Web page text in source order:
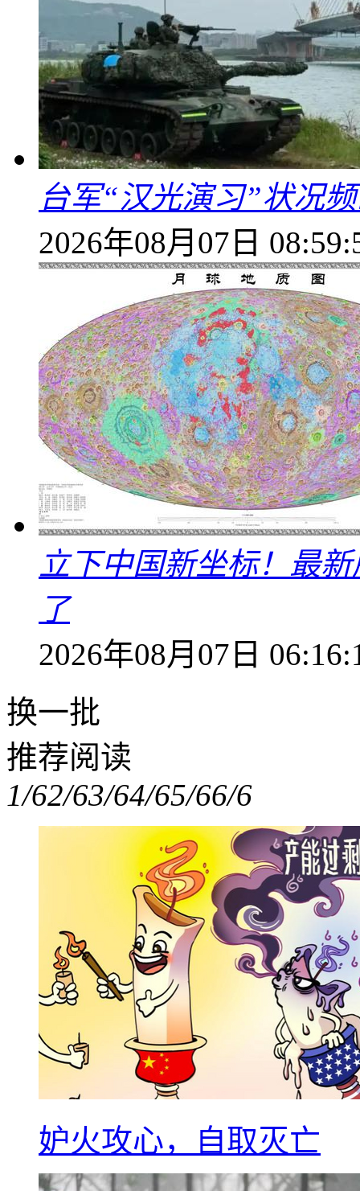
台军“汉光演习”状况
2026年08月07日
立下中国新坐标！最
了
2026年08月07日
换一批
推荐阅读
1/62/63/64/65/66/6
妒火攻心，自取灭亡